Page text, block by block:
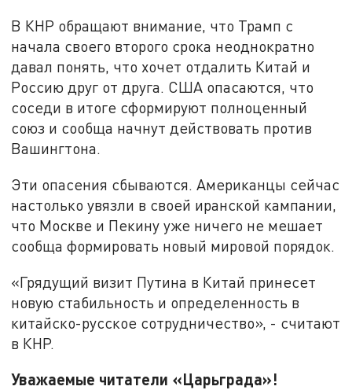
В КНР обращают внимание, что Трамп с
начала своего второго срока неоднократно
давал понять, что хочет отдалить Китай и
Россию друг от друга. США опасаются, что
соседи в итоге сформируют полноценный
союз и сообща начнут действовать против
Вашингтона.
Эти опасения сбываются. Американцы сейчас
настолько увязли в своей иранской кампании,
что Москве и Пекину уже ничего не мешает
сообща формировать новый мировой порядок.
«Грядущий визит Путина в Китай принесет
новую стабильность и определенность в
китайско-русское сотрудничество», - считают
в КНР.
Уважаемые читатели «Царьграда»!